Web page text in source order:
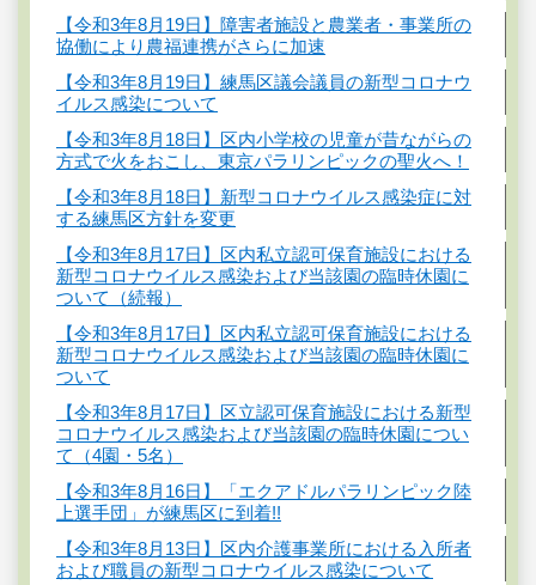
【令和3年8月19日】障害者施設と農業者・事業所の
協働により農福連携がさらに加速
【令和3年8月19日】練馬区議会議員の新型コロナウ
イルス感染について
【令和3年8月18日】区内小学校の児童が昔ながらの
方式で火をおこし、東京パラリンピックの聖火へ！
【令和3年8月18日】新型コロナウイルス感染症に対
する練馬区方針を変更
【令和3年8月17日】区内私立認可保育施設における
新型コロナウイルス感染および当該園の臨時休園に
ついて（続報）
【令和3年8月17日】区内私立認可保育施設における
新型コロナウイルス感染および当該園の臨時休園に
ついて
【令和3年8月17日】区立認可保育施設における新型
コロナウイルス感染および当該園の臨時休園につい
て（4園・5名）
【令和3年8月16日】「エクアドルパラリンピック陸
上選手団」が練馬区に到着!!
【令和3年8月13日】区内介護事業所における入所者
および職員の新型コロナウイルス感染について